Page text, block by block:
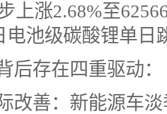
上涨2.68%至
电池级碳酸锂单日
后存在四重驱动：
改善：新能源车